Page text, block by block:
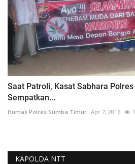
Saat Patroli, Kasat Sabhara
Sempatkan...
Humas Polres Sumba Timur Apr 7, 2016
KAPOLDA NTT